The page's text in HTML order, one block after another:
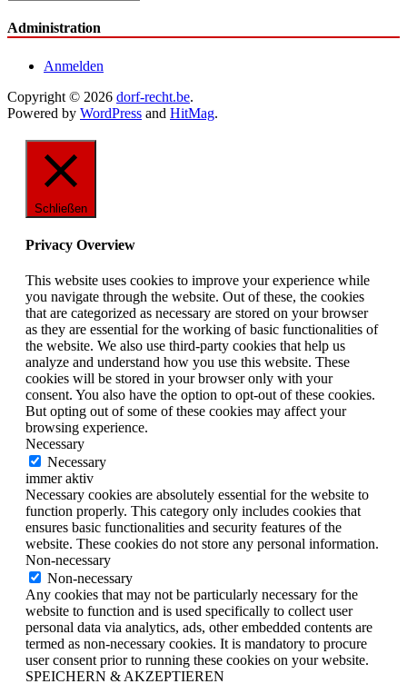
Administration
Anmelden
Copyright © 2026 dorf-recht.be.
Powered by WordPress and HitMag.
Schließen
Privacy Overview
This website uses cookies to improve your experience while
you navigate through the website. Out of these, the cookies
that are categorized as necessary are stored on your browser
as they are essential for the working of basic functionalities of
the website. We also use third-party cookies that help us
analyze and understand how you use this website. These
cookies will be stored in your browser only with your
consent. You also have the option to opt-out of these cookies.
But opting out of some of these cookies may affect your
browsing experience.
Necessary
Necessary
immer aktiv
Necessary cookies are absolutely essential for the website to
function properly. This category only includes cookies that
ensures basic functionalities and security features of the
website. These cookies do not store any personal information.
Non-necessary
Non-necessary
Any cookies that may not be particularly necessary for the
website to function and is used specifically to collect user
personal data via analytics, ads, other embedded contents are
termed as non-necessary cookies. It is mandatory to procure
user consent prior to running these cookies on your website.
SPEICHERN & AKZEPTIEREN